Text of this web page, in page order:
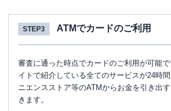
STEP3 ATMでカードのご利用
審査に通った時点でカードのご利用が可能
イトで紹介している全てのサービスが24時
ニエンスストア等のATMからお金を引き出
きます。